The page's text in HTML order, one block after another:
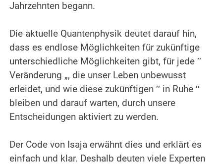
Jahrzehnten begann.
Die aktuelle Quantenphysik deutet darauf hin,
dass es endlose Möglichkeiten für zukünftige
unterschiedliche Möglichkeiten gibt, für jede ′′
Veränderung „, die unser Leben unbewusst
erleidet, und wie diese zukünftigen ′′ in Ruhe ′′
bleiben und darauf warten, durch unsere
Entscheidungen aktiviert zu werden.
Der Code von Isaja erwähnt dies und erklärt es
einfach und klar. Deshalb deuten viele Experten